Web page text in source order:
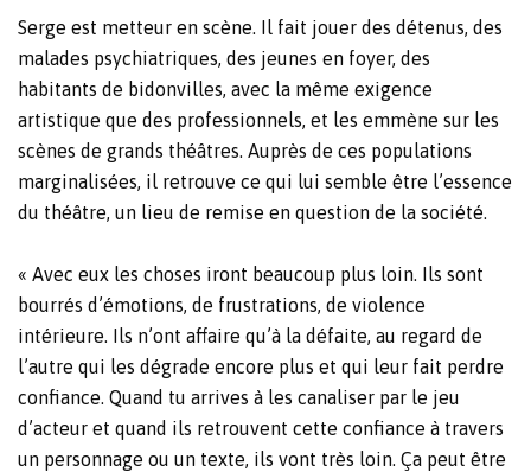
Serge est metteur en scène. Il fait jouer des détenus, des
malades psychiatriques, des jeunes en foyer, des
habitants de bidonvilles, avec la même exigence
artistique que des professionnels, et les emmène sur les
scènes de grands théâtres. Auprès de ces populations
marginalisées, il retrouve ce qui lui semble être l’essence
du théâtre, un lieu de remise en question de la société.
« Avec eux les choses iront beaucoup plus loin. Ils sont
bourrés d’émotions, de frustrations, de violence
intérieure. Ils n’ont affaire qu’à la défaite, au regard de
l’autre qui les dégrade encore plus et qui leur fait perdre
confiance. Quand tu arrives à les canaliser par le jeu
d’acteur et quand ils retrouvent cette confiance à travers
un personnage ou un texte, ils vont très loin. Ça peut être